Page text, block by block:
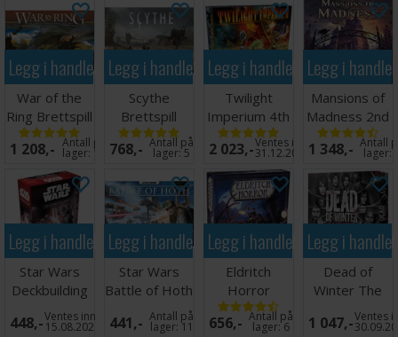
Legg i handlekurven
War of the
Ring Brettspill
1 208,- Antall på
lager: 11
Legg i handlekurven
Scythe
Brettspill
768,- Antall på
lager:5
Legg i handlekurven
Twilight
Imperium 4th
Edition
Brettspill
2 023,-Ventes inn
31.12.2026
Legg i
Mansions of
Madness 2nd
Edition
1 348,- Antall
lager:
Legg i handlekurven
Star Wars
Deckbuilding
Game Clone
Wars
448,-Ventes inn
15.08.2026
Legg i handlekurven
Star Wars
Battle of Hoth
Brettspill
441,- Antall på
lager: 11
Legg i handlekurven
Eldritch
Horror
Brettspill
656,- Antall på
lager:6
Legg i
Dead of
Winter The
Long Night
Brettspill
1 047,-Ventes